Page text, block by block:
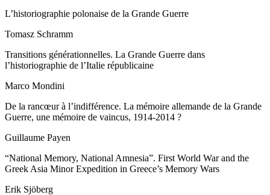
L’historiographie polonaise de la Grande Guerre
Tomasz Schramm
Transitions générationnelles. La Grande Guerre dans
l’historiographie de l’Italie républicaine
Marco Mondini
De la rancœur à l’indifférence. La mémoire allemande de la Grande
Guerre, une mémoire de vaincus, 1914-2014 ?
Guillaume Payen
“National Memory, National Amnesia”. First World War and the
Greek Asia Minor Expedition in Greece’s Memory Wars
Erik Sjöberg